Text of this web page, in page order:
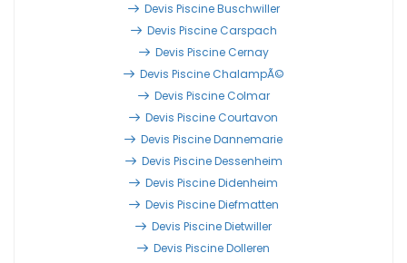
Devis Piscine Buschwiller
Devis Piscine Carspach
Devis Piscine Cernay
Devis Piscine ChalampÃ©
Devis Piscine Colmar
Devis Piscine Courtavon
Devis Piscine Dannemarie
Devis Piscine Dessenheim
Devis Piscine Didenheim
Devis Piscine Diefmatten
Devis Piscine Dietwiller
Devis Piscine Dolleren